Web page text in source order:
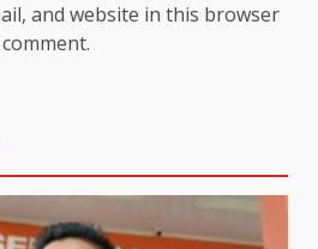
and website in this browser